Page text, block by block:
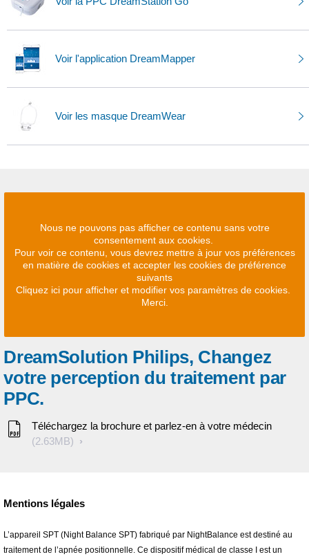
Voir l'application DreamMapper
Voir les masque DreamWear
Nous ne pouvons pas afficher ce contenu sans votre
consentement aux cookies.
Pour voir ce contenu, vous devrez mettre à jour vos préférences
en matière de cookies et accepter les cookies de préférence
suivants
Cliquez ici pour afficher et modifier vos paramètres de cookies.
Merci.
DreamSolution Philips, Changez
votre perception du traitement par
PPC.
Téléchargez la brochure et parlez-en à votre médecin
(2.63MB)
Mentions légales
L’appareil SPT (Night Balance SPT) fabriqué par NightBalance est destiné au
traitement de l’apnée positionnelle. Ce dispositif médical de classe I est un